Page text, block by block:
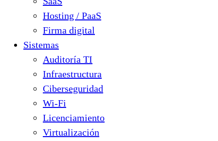
Hosting / PaaS
Firma digital
Sistemas
Auditoría TI
Infraestructura
Ciberseguridad
Wi-Fi
Licenciamiento
Virtualización